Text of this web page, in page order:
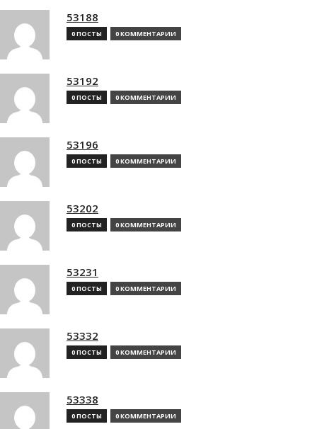
53188
0 ПОСТЫ 0 КОММЕНТАРИИ
53192
0 ПОСТЫ 0 КОММЕНТАРИИ
53196
0 ПОСТЫ 0 КОММЕНТАРИИ
53202
0 ПОСТЫ 0 КОММЕНТАРИИ
53231
0 ПОСТЫ 0 КОММЕНТАРИИ
53332
0 ПОСТЫ 0 КОММЕНТАРИИ
53338
0 ПОСТЫ 0 КОММЕНТАРИИ